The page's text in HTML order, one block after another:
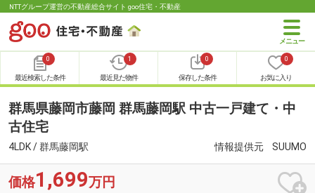
NTTグループ運営の不動産総合サイト goo住宅・不動産
0
最近検索した条件
1
最近見た物件
0
保存した条件
0
お気に入り
群馬県藤岡市藤岡 群馬藤岡駅 中古一戸建て・中
古住宅
4LDK / 群馬藤岡駅 情報提供元 SUUMO
価格1,699万円